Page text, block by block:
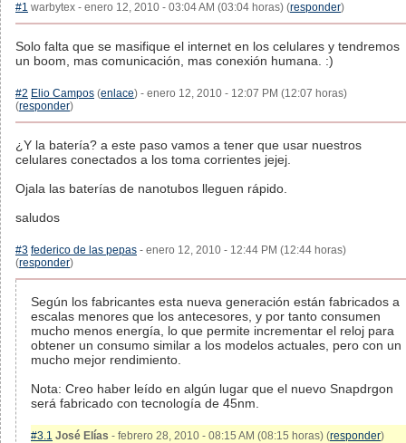
#1 warbytex - enero 12, 2010 - 03:04 AM (03:04 horas) (responder)
Solo falta que se masifique el internet en los celulares y tendremos
un boom, mas comunicación, mas conexión humana. :)
#2 Elio Campos (enlace) - enero 12, 2010 - 12:07 PM (12:07 horas)
(responder)
¿Y la batería? a este paso vamos a tener que usar nuestros
celulares conectados a los toma corrientes jejej.
Ojala las baterías de nanotubos lleguen rápido.
saludos
#3 federico de las pepas - enero 12, 2010 - 12:44 PM (12:44 horas)
(responder)
Según los fabricantes esta nueva generación están fabricados a
escalas menores que los antecesores, y por tanto consumen
mucho menos energía, lo que permite incrementar el reloj para
obtener un consumo similar a los modelos actuales, pero con un
mucho mejor rendimiento.
Nota: Creo haber leído en algún lugar que el nuevo Snapdrgon
será fabricado con tecnología de 45nm.
#3.1 José Elías - febrero 28, 2010 - 08:15 AM (08:15 horas) (responder)